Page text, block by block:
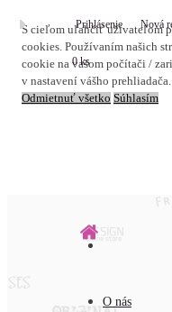
S cieľom uľahčiť užívateľom
cookies. Používaním našich
cookie na vašom počítači /
v nastavení vášho prehliadača.
Odmietnuť všetko Súhlasím
O nás
Prihlásenie Nová
0 ks